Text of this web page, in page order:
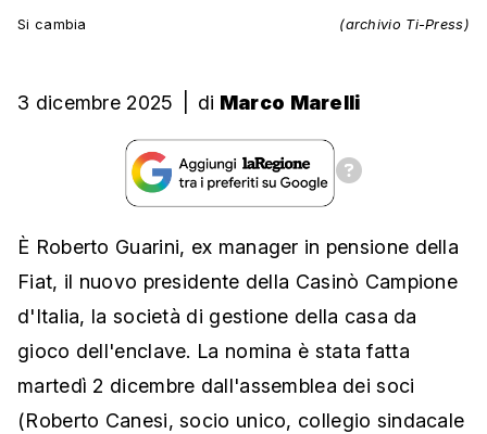
Si cambia (archivio Ti-Press)
3 dicembre 2025 di Marco Marelli
È Roberto Guarini, ex manager in pensione della
Fiat, il nuovo presidente della Casinò Campione
d'Italia, la società di gestione della casa da
gioco dell'enclave. La nomina è stata fatta
martedì 2 dicembre dall'assemblea dei soci
(Roberto Canesi, socio unico, collegio sindacale